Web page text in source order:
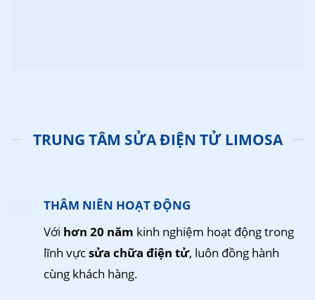
TRUNG TÂM SỬA ĐIỆN TỬ LIMOSA
THÂM NIÊN HOẠT ĐỘNG
Với hơn 20 năm kinh nghiệm hoạt động trong
lĩnh vựcsửa chữa điện tử, luôn đồng hành
cùng khách hàng.